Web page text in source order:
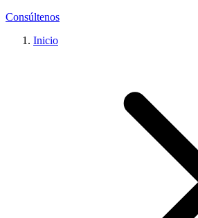
Consúltenos
Inicio